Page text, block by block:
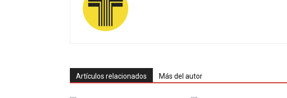
Artículos relacionados Más del autor